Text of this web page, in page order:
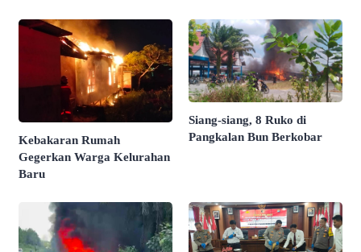
Kebakaran Rumah
Gegerkan Warga Kelurahan
Baru
Siang-siang, 8 Ruko di
Pangkalan Bun Berkobar